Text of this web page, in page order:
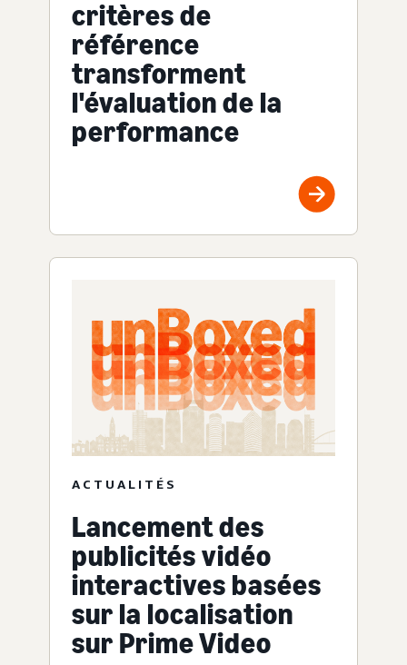
critères de
référence
transforment
l'évaluation de la
performance
ACTUALITÉS
Lancement des
publicités vidéo
interactives basées
sur la localisation
sur Prime Video